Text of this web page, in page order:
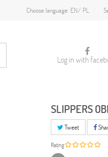
Choose language: EN PL
Log in with
SLIPPERS
Tweet
Rating